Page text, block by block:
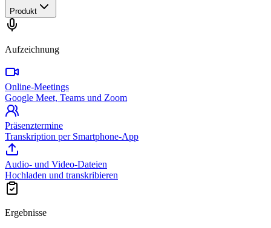
Produkt
Aufzeichnung
Online-Meetings
Google Meet, Teams und Zoom
Präsenztermine
Transkription per Smartphone-App
Audio- und Video-Dateien
Hochladen und transkribieren
Ergebnisse